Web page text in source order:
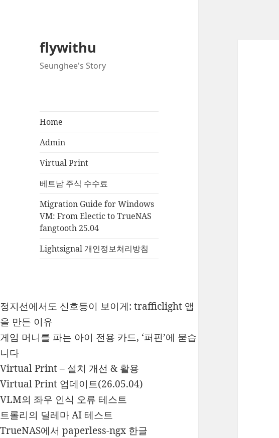
flywithu
Seunghee's Story
Home
Admin
Virtual Print
베트남 주식 수수료
Migration Guide for Windows
VM: From Electic to TrueNAS
fangtooth 25.04
Lightsignal 개인정보처리방침
정지선에서도 신호등이 보이게: trafficlight 앱
을 만든 이유
게임 머니를 파는 아이 전용 카드, ‘퍼핀’에 묻습
니다
Virtual Print – 설치 개선 & 활용
Virtual Print 업데이트(26.05.04)
VLM의 좌우 인식 오류 테스트
트롤리의 딜레마 AI 테스트
TrueNAS에서 paperless-ngx 한글